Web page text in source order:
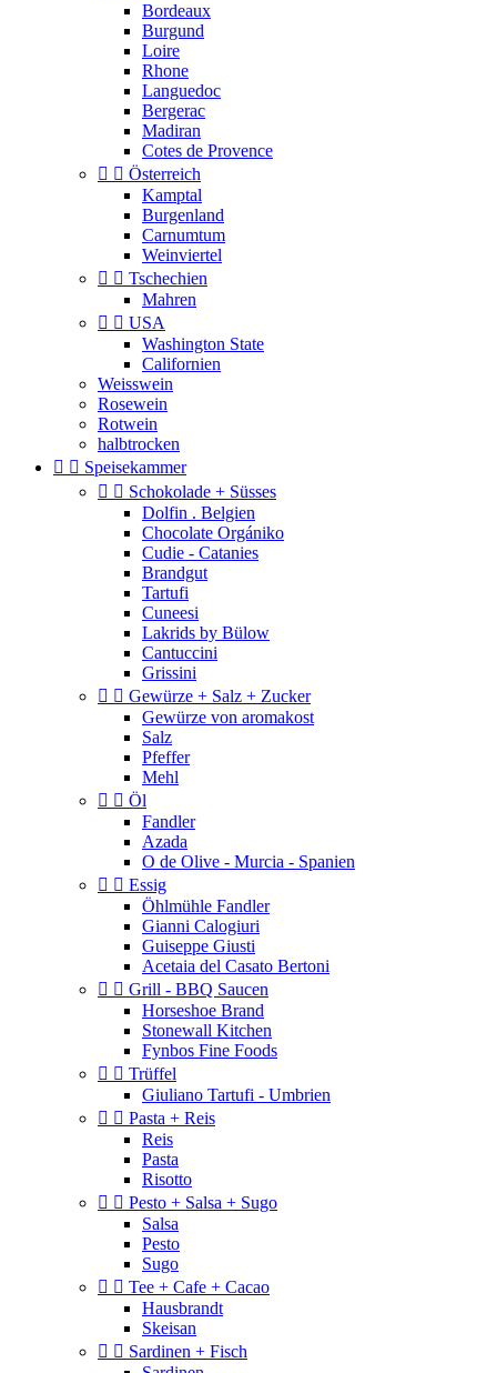
Bordeaux
Burgund
Loire
Rhone
Languedoc
Bergerac
Madiran
Cotes de Provence
  Österreich
Kamptal
Burgenland
Carnumtum
Weinviertel
  Tschechien
Mahren
  USA
Washington State
Californien
Weisswein
Rosewein
Rotwein
halbtrocken
  Speisekammer
  Schokolade + Süsses
Dolfin . Belgien
Chocolate Orgániko
Cudie - Catanies
Brandgut
Tartufi
Cuneesi
Lakrids by Bülow
Cantuccini
Grissini
  Gewürze + Salz + Zucker
Gewürze von aromakost
Salz
Pfeffer
Mehl
  Öl
Fandler
Azada
O de Olive - Murcia - Spanien
  Essig
Öhlmühle Fandler
Gianni Calogiuri
Guiseppe Giusti
Acetaia del Casato Bertoni
  Grill - BBQ Saucen
Horseshoe Brand
Stonewall Kitchen
Fynbos Fine Foods
  Trüffel
Giuliano Tartufi - Umbrien
  Pasta + Reis
Reis
Pasta
Risotto
  Pesto + Salsa + Sugo
Salsa
Pesto
Sugo
  Tee + Cafe + Cacao
Hausbrandt
Skeisan
  Sardinen + Fisch